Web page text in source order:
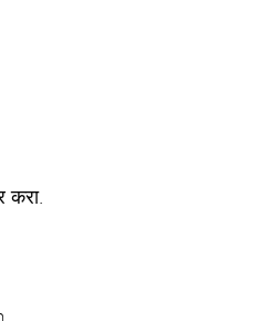
करा.